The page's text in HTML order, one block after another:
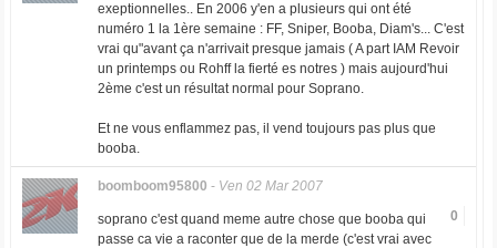
exeptionnelles.. En 2006 y'en a plusieurs qui ont été
numéro 1 la 1ère semaine : FF, Sniper, Booba, Diam's... C'est
vrai qu"avant ça n'arrivait presque jamais ( A part IAM Revoir
un printemps ou Rohff la fierté es notres ) mais aujourd'hui
2ème c'est un résultat normal pour Soprano.
Et ne vous enflammez pas, il vend toujours pas plus que
booba.
boomboom95800 - Ven 02 Mar 2007
0
soprano c'est quand meme autre chose que booba qui
passe ca vie a raconter que de la merde (c'est vrai avec